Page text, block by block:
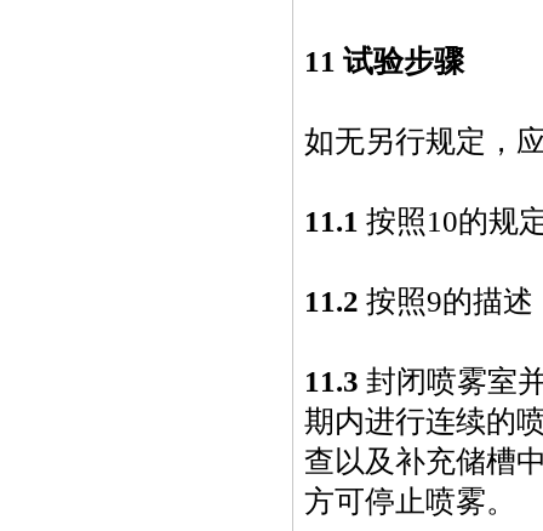
11 试验步骤
如无另行规定，
11.1 按照10的规
11.2 按照9的描述
11.3 封闭喷雾室
期内进行连续的
查以及补充储槽
方可停止喷雾。